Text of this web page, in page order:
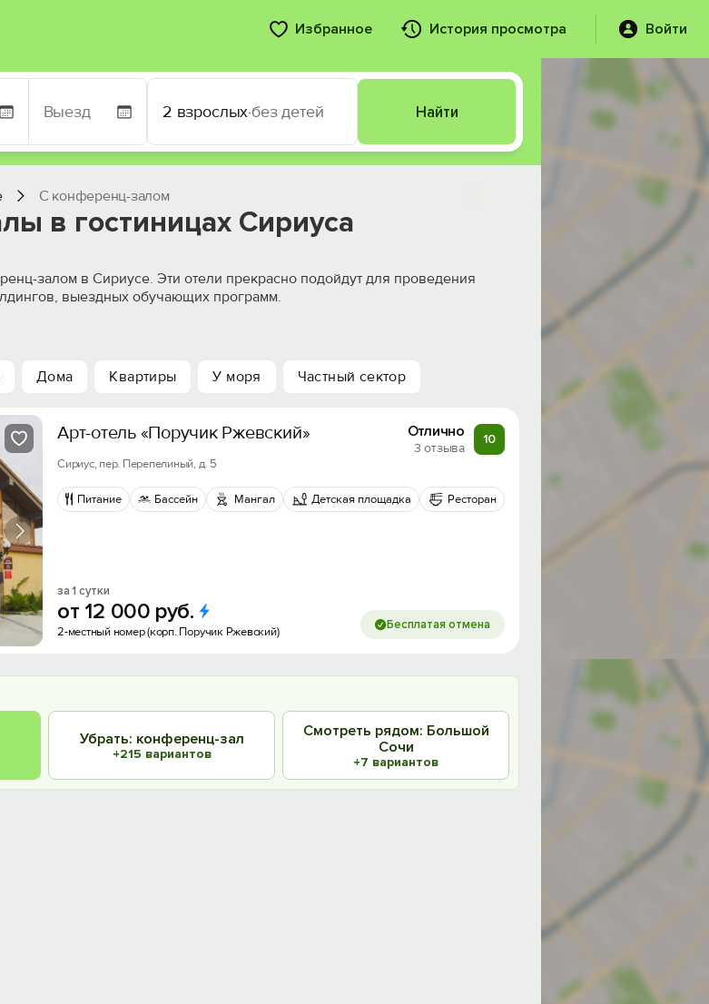
Избранное История просмотра Войти
2 взрослых·без детей Найти
С конференц-залом
в гостиницах Сириуса
залом в Сириусе. Эти отели прекрасно подойдут для проведения
выездных обучающих программ.
Дома Квартиры У моря Частный сектор
Арт-отель «Поручик Ржевский» Отлично
3 отзыва
10
Сириус, пер. Перепелиный, д. 5
Питание Бассейн Мангал Детская площадка Ресторан
за 1 сутки
от 12 000 руб.
2-местный номер (корп. Поручик Ржевский) Бесплатая отмена
Убрать: конференц-зал
+215 вариантов
Смотреть рядом: Большой
Сочи
+7 вариантов